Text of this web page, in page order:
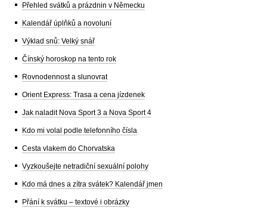
Přehled svátků a prázdnin v Německu
Kalendář úplňků a novoluní
Výklad snů: Velký snář
Čínský horoskop na tento rok
Rovnodennost a slunovrat
Orient Express: Trasa a cena jízdenek
Jak naladit Nova Sport 3 a Nova Sport 4
Kdo mi volal podle telefonního čísla
Cesta vlakem do Chorvatska
Vyzkoušejte netradiční sexuální polohy
Kdo má dnes a zítra svátek? Kalendář jmen
Přání k svátku – textové i obrázky